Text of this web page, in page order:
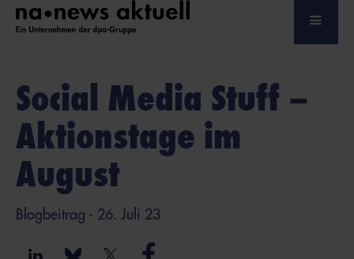
Social Media Stuff –
Aktionstage im
August
Blogbeitrag - 26. Juli 23